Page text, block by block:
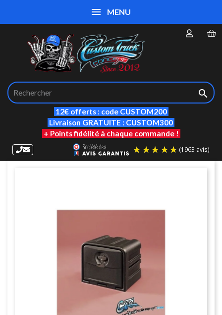

12€ offerts : code CUSTOM200
Livraison GRATUITE : CUSTOM300
+ Points fidélité à chaque commande !
MENU